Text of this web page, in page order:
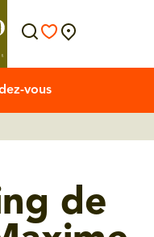
vous
de